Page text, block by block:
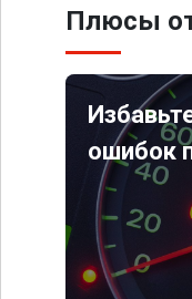
Плюсы
ошибок